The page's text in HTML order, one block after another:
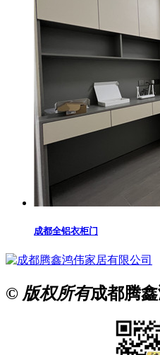
成都全铝衣柜门
© 版权所有成都腾